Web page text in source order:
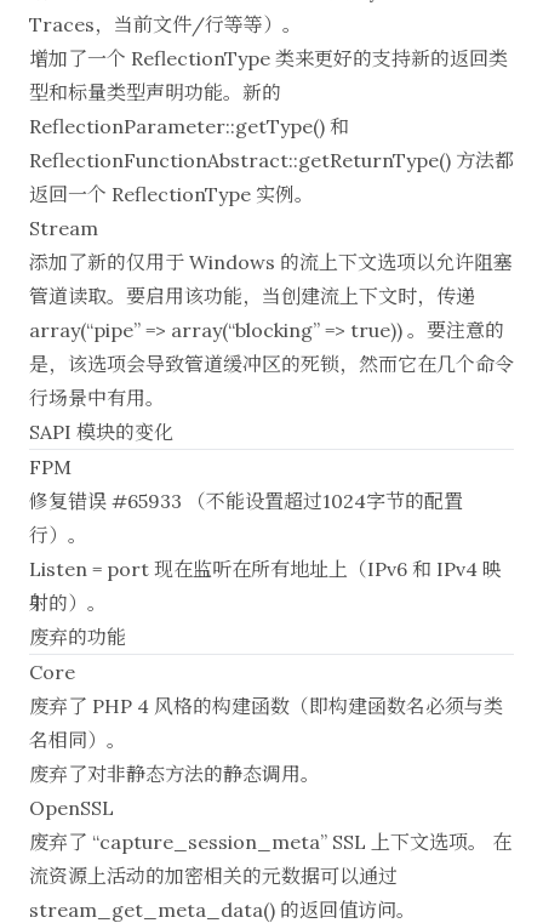
Traces，当前文件/行等等）。
增加了一个 ReflectionType 类来更好的支持新的返回类
型和标量类型声明功能。新的
ReflectionParameter::getType() 和
ReflectionFunctionAbstract::getReturnType() 方法都
返回一个 ReflectionType 实例。
Stream
添加了新的仅用于 Windows 的流上下文选项以允许阻塞
管道读取。要启用该功能，当创建流上下文时，传递
array(“pipe” => array(“blocking” => true)) 。要注意的
是，该选项会导致管道缓冲区的死锁，然而它在几个命令
行场景中有用。
SAPI 模块的变化
FPM
修复错误 #65933 （不能设置超过1024字节的配置
行）。
Listen = port 现在监听在所有地址上（IPv6 和 IPv4 映
射的）。
废弃的功能
Core
废弃了 PHP 4 风格的构建函数（即构建函数名必须与类
名相同）。
废弃了对非静态方法的静态调用。
OpenSSL
废弃了 “capture_session_meta” SSL 上下文选项。 在
流资源上活动的加密相关的元数据可以通过
stream_get_meta_data() 的返回值访问。